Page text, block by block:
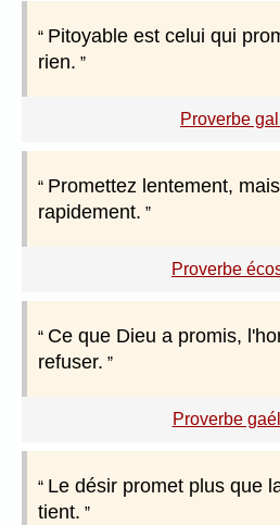
Pitoyable est celui qui
rien.
Proverbe
Promettez lentement,
rapidement.
Proverbe
Ce que Dieu a promis,
refuser.
Proverbe
Le désir promet plus que
tient.